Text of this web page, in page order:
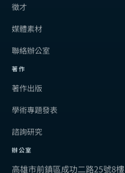
徵才
媒體素材
聯絡辦公室
著作
著作出版
學術專題發表
諮詢研究
辦公室
高雄市前鎮區成功二路25號8樓